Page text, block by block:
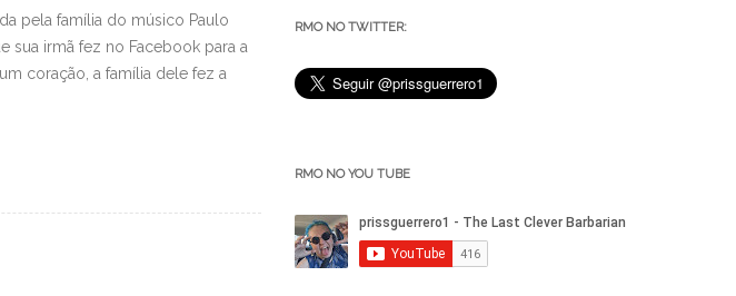
pela família do músico Paulo
sua irmã fez no Facebook para a
coração, a família dele fez a
RMO NO TWITTER:
RMO NO YOU TUBE